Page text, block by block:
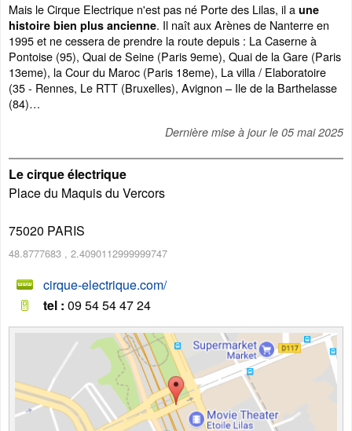
Mais le Cirque Electrique n'est pas né Porte des Lilas, il a une
histoire bien plus ancienne. Il naît aux Arènes de Nanterre en
1995 et ne cessera de prendre la route depuis : La Caserne à
Pontoise (95), Quai de Seine (Paris 9eme), Quai de la Gare (Paris
13eme), la Cour du Maroc (Paris 18eme), La villa / Elaboratoire
(35 - Rennes, Le RTT (Bruxelles), Avignon – Ile de la Barthelasse
(84)…
Dernière mise à jour le 05 mai 2025
Le cirque électrique
Place du Maquis du Vercors
75020 PARIS
48.8777683 , 2.4090112999999747
cirque-electrique.com/
tel : 09 54 54 47 24